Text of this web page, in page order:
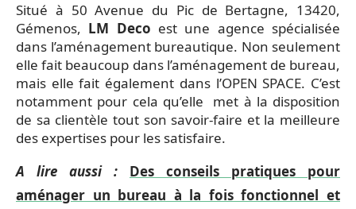
Situé à 50 Avenue du Pic de Bertagne, 13420,
Gémenos, LM Deco est une agence spécialisée
dans l’aménagement bureautique. Non seulement
elle fait beaucoup dans l’aménagement de bureau,
mais elle fait également dans l’OPEN SPACE. C’est
notamment pour cela qu’elle met à la disposition
de sa clientèle tout son savoir-faire et la meilleure
des expertises pour les satisfaire.
A lire aussi :
Des conseils pratiques pour
aménager un bureau à la fois fonctionnel et